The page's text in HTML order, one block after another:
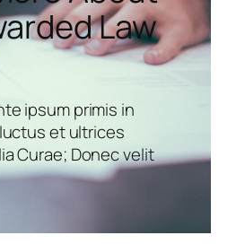
Law
ipsum primis in
et ultrices
Curae; Donec velit